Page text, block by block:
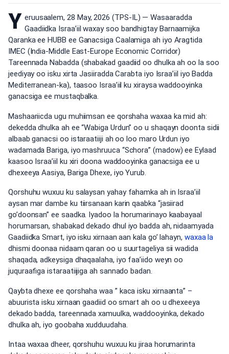
Y eruusaalem, 28 May, 2026 (TPS-IL) — Wasaaradda
Gaadiidka Israa’iil waxay soo bandhigtay Barnaamijka
Qaranka ee HUBB ee Ganacsiga Caalamiga ah iyo Aragtida
IMEC (India-Middle East-Europe Economic Corridor)
Tareennada Nabadda (shabakad gaadiid oo dhulka ah oo la soo
jeediyay oo isku xirta Jasiiradda Carabta iyo Israa’iil iyo Badda
Mediterranean-ka), taasoo Israa’iil ku xiraysa waddooyinka
ganacsiga ee mustaqbalka.
Mashaariicda ugu muhiimsan ee qorshaha waxaa ka mid ah:
dekedda dhulka ah ee “Wabiga Urdun” oo u shaqayn doonta sidii
albaab ganacsi oo istaraatiiji ah oo loo maro Urdun iyo
wadamada Bariga, iyo mashruuca “Schora” (madow) ee Eylaad
kaasoo Israa’iil ku xiri doona waddooyinka ganacsiga ee u
dhexeeya Aasiya, Bariga Dhexe, iyo Yurub.
Qorshuhu wuxuu ku salaysan yahay fahamka ah in Israa’iil
aysan mar dambe ku tiirsanaan karin qaabka “jasiirad
go’doonsan” ee saadka. Iyadoo la horumarinayo kaabayaal
horumarsan, shabakad dekado dhul iyo badda ah, nidaamyada
Gaadiidka Smart, iyo isku xirnaan aan kala go’ lahayn, waxaa la
dhismi doonaa nidaam qaran oo u suurtageliya sii wadida
shaqada, adkeysiga dhaqaalaha, iyo faa’iido weyn oo
juquraafiga istaraatiijiga ah sannado badan.
Qaybta dhexe ee qorshaha waa ” kaca isku xirnaanta” –
abuurista isku xirnaan gaadiid oo smart ah oo u dhexeeya
dekado badda, tareennada xamuulka, waddooyinka, dekado
dhulka ah, iyo goobaha xudduudaha.
Intaa waxaa dheer, qorshuhu wuxuu ku jiraa horumarinta